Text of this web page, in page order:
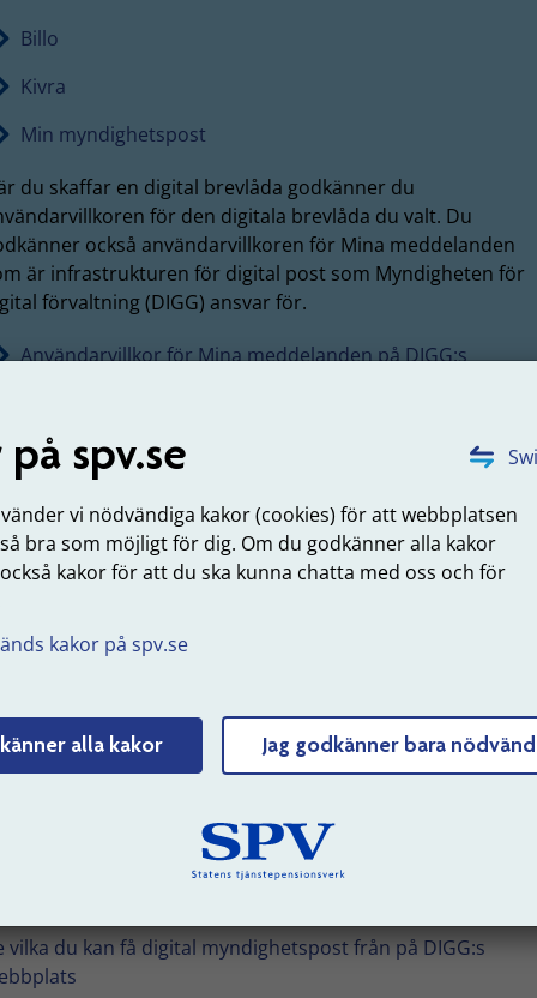
spv.se
vi nödvändiga kakor (cookies) för att webbplatsen
bra som möjligt för dig. Om du godkänner alla kakor
kakor för att du ska kunna chatta med oss och för
kakor på spv.se
alla kakor Jag godkänner bara
Billo
Kivra
Min myndighetspost
du skaffar en digital brevlåda godkänner du
för den digitala brevlåda du valt. Du
också användarvillkoren för Mina meddelanden
är infrastrukturen för digital post som Myndigheten för
förvaltning (DIGG) ansvar för.
Användarvillkor för Mina meddelanden på DIGG:s
hur du vill bli aviserad
inställningar väljer du hur du vill bli aviserad. Då vet
ett nytt meddelande kommit till din brevlåda. De
du anger i din brevlåda används för att skicka
kommer till dig.
välja vilka du vill få digital post
du genom att gå in i inställningar i din digitala brevlåda
du inte vill ta emot digital post från. Då kommer din
vilka du kan få digital myndighetspost från på DIGG:s